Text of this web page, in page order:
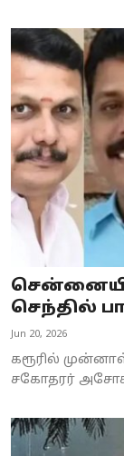
செந்தில்
Jun 20, 2026
கரூரில்
சகோதரர்